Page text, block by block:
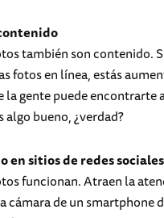
también son contenido.
fotos en línea, estás
la gente puede encontrarte
algo bueno, ¿verdad?
en sitios de redes sociales
funcionan. Atraen la
cámara de un smartphone